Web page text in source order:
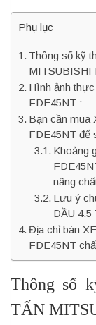
Phụ lục
Thông số kỹ
MITSUBISHI
Hình ảnh
FDE45NT :
Bạn cần mua
FDE45NT để
Khoảng
nâng
Lưu ý
DẦU
Địa chỉ bán
FDE45NT
Thông số
TẤN